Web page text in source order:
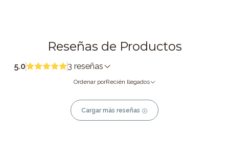
Reseñas de Productos
5.0 3 reseñas
Ordenar porRecién llegados
Cargar más reseñas